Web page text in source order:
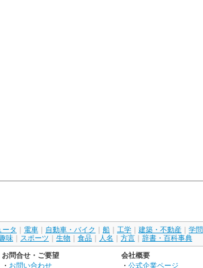
ータ 電車 自動車・バイク 船 工学 建築・不動産
学問
趣味 スポーツ 生物 食品 人名 方言 辞書・百科事典
お問合せ・ご要望
・ お問い合わせ
会社概要
・ 公式企業ページ